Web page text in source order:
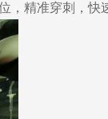
精准穿刺，快